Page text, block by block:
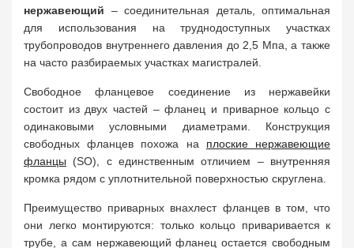
нержавеющий – соединительная деталь, оптимальная
для использования на труднодоступных участках
трубопроводов внутреннего давления до 2,5 Мпа, а также
на часто разбираемых участках магистралей.
Свободное фланцевое соединение из нержавейки
состоит из двух частей – фланец и приварное кольцо с
одинаковыми условными диаметрами. Конструкция
свободных фланцев похожа на плоские нержавеющие
фланцы (SO), с единственным отличием – внутренняя
кромка рядом с уплотнительной поверхностью скруглена.
Преимущество приварных внахлест фланцев в том, что
они легко монтируются: только кольцо приваривается к
трубе, а сам нержавеющий фланец остается свободным